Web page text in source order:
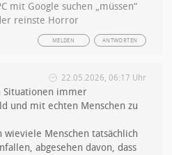
mit Google suchen „müssen“
reinste Horror
ANTWORTEN
MELDEN
22.05.2026, 06:17 Uhr
Situationen immer
und mit echten Menschen zu
wieviele Menschen tatsächlich
abgesehen davon, dass